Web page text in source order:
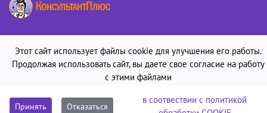
Политика конфиденциальности
© 2026 «Консультант-Юрист». Все права защищены
Этот сайт использует файлы cookie для улучшения его работы.
Продолжая использовать сайт, вы даете свое согласие на работу
с этими файлами
Принять Отказаться
в соотвествии с политикой